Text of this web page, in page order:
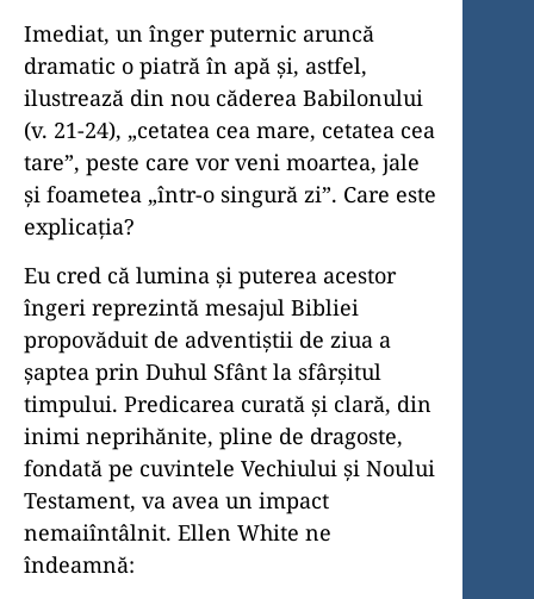
Imediat, un înger puternic aruncă
dramatic o piatră în apă și, astfel,
ilustrează din nou căderea Babilonului
(v. 21-24), „cetatea cea mare, cetatea cea
tare”, peste care vor veni moartea, jale
și foametea „într-o singură zi”. Care este
explicația?
Eu cred că lumina și puterea acestor
îngeri reprezintă mesajul Bibliei
propovăduit de adventiștii de ziua a
șaptea prin Duhul Sfânt la sfârșitul
timpului. Predicarea curată și clară, din
inimi neprihănite, pline de dragoste,
fondată pe cuvintele Vechiului și Noului
Testament, va avea un impact
nemaiîntâlnit. Ellen White ne
îndeamnă: